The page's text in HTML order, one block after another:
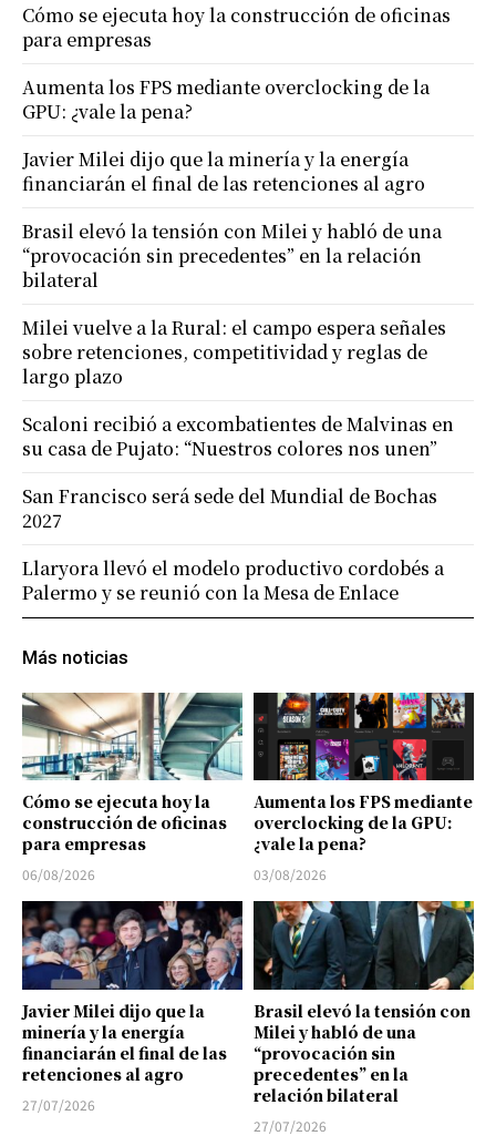
Más noticias
Cómo se ejecuta hoy la
construcción de oficinas
para empresas
06/08/2026
Aumenta los FPS mediante
overclocking de la GPU:
¿vale la pena?
03/08/2026
Javier Milei dijo que la
minería y la energía
financiarán el final de las
retenciones al agro
27/07/2026
Brasil elevó la tensión con
Milei y habló de una
“provocación sin
precedentes” en la
relación bilateral
27/07/2026
Cómo se ejecuta hoy la construcción de oficinas
para empresas
Aumenta los FPS mediante overclocking de la
GPU: ¿vale la pena?
Javier Milei dijo que la minería y la energía
financiarán el final de las retenciones al agro
Brasil elevó la tensión con Milei y habló de una
“provocación sin precedentes” en la relación
bilateral
Milei vuelve a la Rural: el campo espera señales
sobre retenciones, competitividad y reglas de
largo plazo
Scaloni recibió a excombatientes de Malvinas en
su casa de Pujato: “Nuestros colores nos unen”
San Francisco será sede del Mundial de Bochas
2027
Llaryora llevó el modelo productivo cordobés a
Palermo y se reunió con la Mesa de Enlace